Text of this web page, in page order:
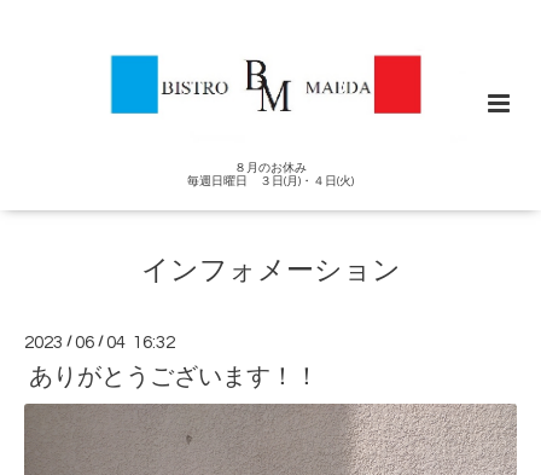
８月のお休み
毎週日曜日 ３日(月)・４日(火)
インフォメーション
2023 /06 /04 16:32
ありがとうございます！！